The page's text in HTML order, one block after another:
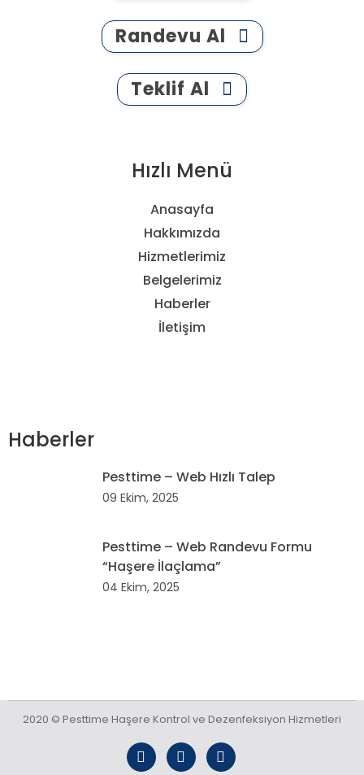
Randevu Al
Teklif Al
Hızlı Menü
Anasayfa
Hakkımızda
Hizmetlerimiz
Belgelerimiz
Haberler
İletişim
Haberler
Pesttime – Web Hızlı Talep
09 Ekim, 2025
Pesttime – Web Randevu Formu
“Haşere İlaçlama”
04 Ekim, 2025
2020 © Pesttime Haşere Kontrol ve Dezenfeksiyon Hizmetleri